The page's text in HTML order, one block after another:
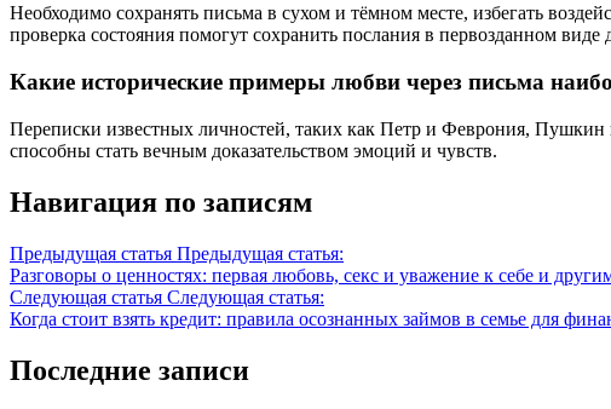
Необходимо сохранять письма в сухом и тёмном месте, избегать
проверка состояния помогут сохранить послания в первозданном виде
Какие исторические примеры любви через письма
Переписки известных личностей, таких как Петр и Феврония,
способны стать вечным доказательством эмоций и чувств.
Навигация по записям
Предыдущая статья Предыдущая статья:
Разговоры о ценностях: первая любовь, секс и уважение к себе и
Следующая статья Следующая статья:
Когда стоит взять кредит: правила осознанных займов в семье для
Последние записи